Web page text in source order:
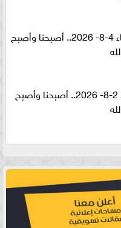
أذكار الصباح الثلاثاء 4-8- 2026.. أصبحنا وأصبح
أذكار الصباح الأحد 2-8- 2026.. أصبحنا وأصبح